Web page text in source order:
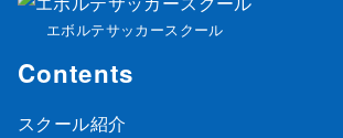
エボルテサッカースクール
Contents
スクール紹介